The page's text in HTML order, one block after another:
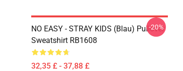
NO EASY - STRAY KIDS (blau) Pullover
Sweatshirt RB1608
32,35 £ - 37,88 £
-20%